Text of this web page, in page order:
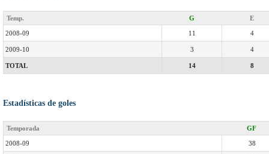
Temp. G E
2008-09 11 4
2009-10 3 4
TOTAL 14 8
Estadísticas de goles
Temporada GF
2008-09 38